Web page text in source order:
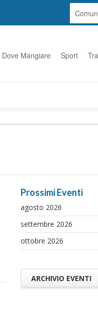
Dove Mangiare Sport
Prossimi Eventi
agosto 2026
settembre 2026
ottobre 2026
ARCHIVIO EVENTI